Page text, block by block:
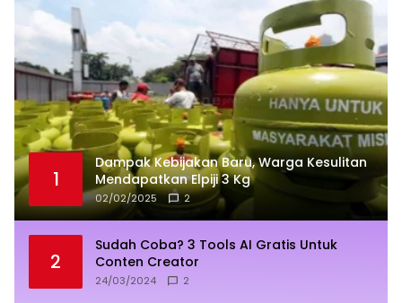
1
Dampak Kebijakan Baru, Warga Kesulitan
Mendapatkan Elpiji 3 Kg
02/02/2025 2
2
Sudah Coba? 3 Tools AI Gratis Untuk
Conten Creator
24/03/2024 2